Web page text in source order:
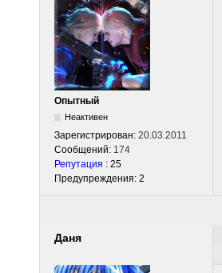
Опытный
Неактивен
Зарегистрирован: 20.03.2011
Сообщений: 174
Репутация : 25
Предупреждения: 2
Даня